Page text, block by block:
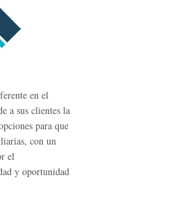
en el
a sus clientes la
para que
con un
el
y oportunidad